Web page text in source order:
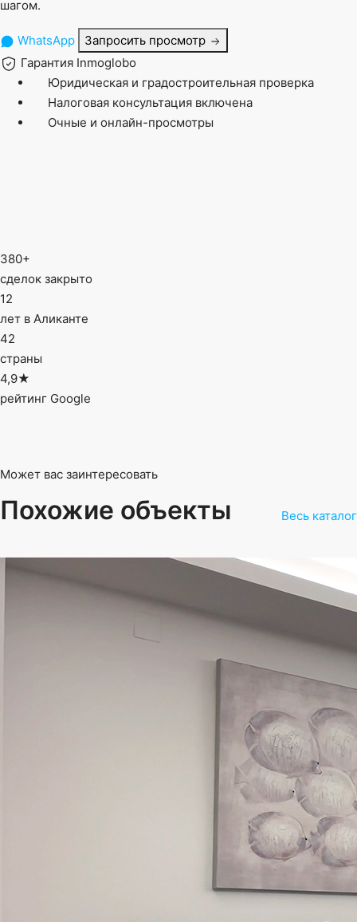
шагом.
WhatsApp
Запросить просмотр
Гарантия Inmoglobo
Юридическая и градостроительная проверка
Налоговая консультация включена
Очные и онлайн-просмотры
380+
сделок закрыто
12
лет в Аликанте
42
страны
4,9★
рейтинг Google
Может вас заинтересовать
Похожие объекты Весь каталог